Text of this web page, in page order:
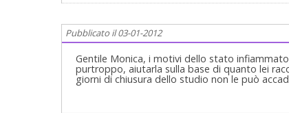
Pubblicato il 03-01-2012
Gentile Monica, i motivi dello stato
purtroppo, aiutarla sulla base di quanto lei
giorni di chiusura dello studio non le può